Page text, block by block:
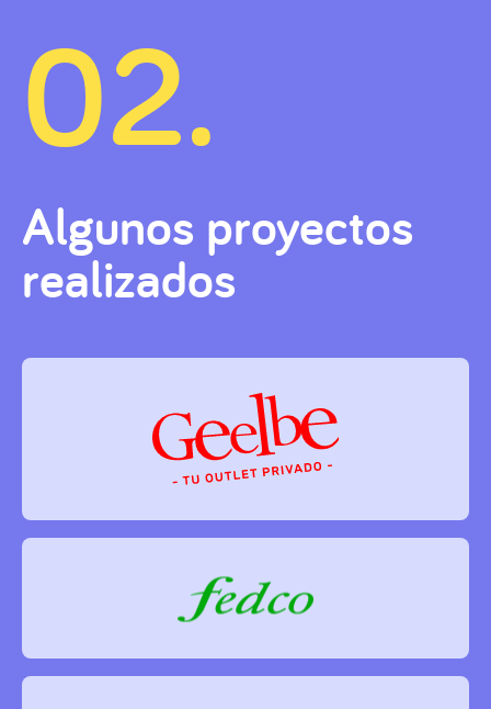
02.
Algunos proyectos
realizados